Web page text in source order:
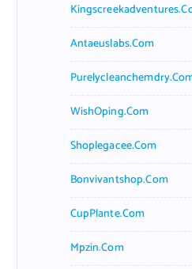
Antaeuslabs.com
WishOping.com
Shoplegacee.com
Bonvivantshop.com
CupPlante.com
Mpzin.com